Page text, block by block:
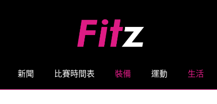
新聞 比賽時間表 裝備 運動 生活